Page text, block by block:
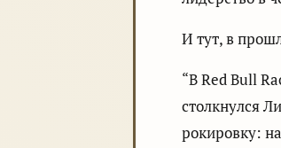
И тут, в
“В Red Bull
столкнулся
рокировку: